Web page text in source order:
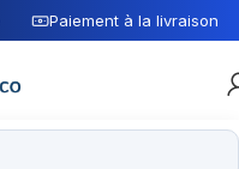
Paiement à la livraison